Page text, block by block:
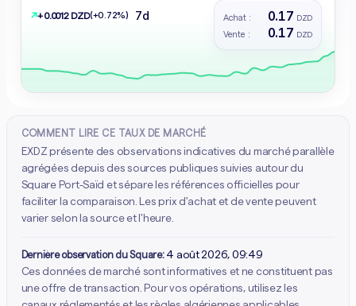
Achat : 0.17 DZD
Vente : 0.17 DZD
↗+ 0.0012 DZD(+0.72%) 7d
COMMENT LIRE CE TAUX DE MARCHÉ
EXDZ présente des observations indicatives du marché parallèle
agrégées depuis des sources publiques suivies autour du
Square Port-Saïd et sépare les références officielles pour
faciliter la comparaison. Les prix d'achat et de vente peuvent
varier selon la source et l'heure.
Dernière observation du Square: 4 août 2026, 09:49
Ces données de marché sont informatives et ne constituent pas
une offre de transaction. Pour vos opérations, utilisez les